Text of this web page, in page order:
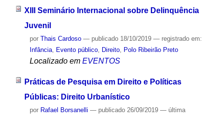
XIII Seminário Internacional sobre Delinquência
Juvenil
por Thais Cardoso — publicado18/10/2019 — registrado em:
Infância, Evento público, Direito, Polo Ribeirão Preto
Localizado em EVENTOS
Práticas de Pesquisa em Direito e Políticas
Públicas: Direito Urbanístico
por Rafael Borsanelli — publicado26/09/2019 — última